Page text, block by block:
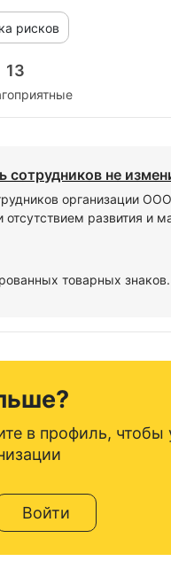
рисков
13
сотрудников не
организации
отсутствием развития и
товарных знаков.
в профиль, чтобы
Войти